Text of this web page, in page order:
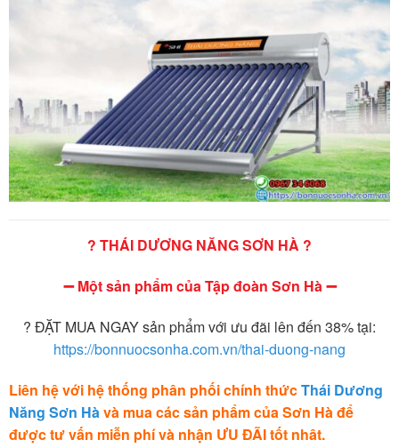
? THÁI DƯƠNG NĂNG SƠN HÀ ?
➖ Một sản phẩm của Tập đoàn Sơn Hà ➖
? ĐẶT MUA NGAY sản phẩm với ưu đãi lên đến 38% tại:
https://bonnuocsonha.com.vn/thai-duong-nang
Liên hệ với hệ thống phân phối chính thứcThái Dương
Năng Sơn Hàvà mua các sản phẩm của Sơn Hà để
được tư vấn miễn phí và nhận ƯU ĐÃI tốt nhât.